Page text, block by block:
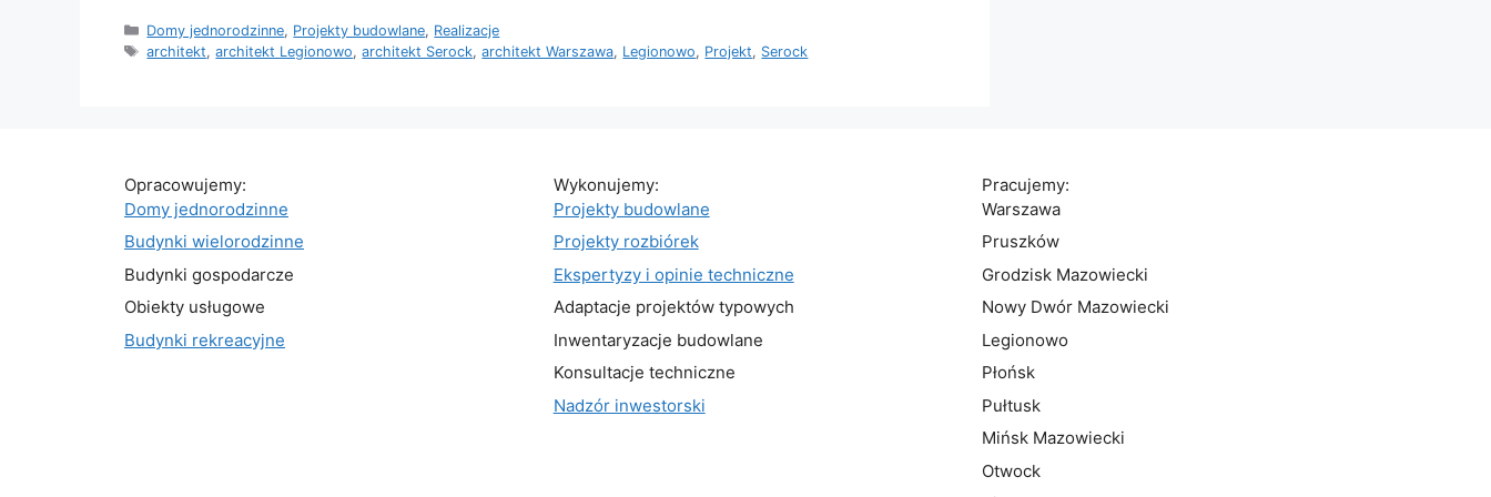
Kategorie
Domy jednorodzinne, Projekty budowlane, Realizacje
Tagi
architekt,architekt Legionowo,architekt Serock,architekt Warszawa, Legionowo, Projekt, Serock
Opracowujemy:
Domy jednorodzinne
Budynki wielorodzinne
Budynki gospodarcze
Obiekty usługowe
Budynki rekreacyjne
Wykonujemy:
Projekty budowlane
Projekty rozbiórek
Ekspertyzy i opinie techniczne
Adaptacje projektów typowych
Inwentaryzacje budowlane
Konsultacje techniczne
Nadzór inwestorski
Pracujemy:
Warszawa
Pruszków
Grodzisk Mazowiecki
Nowy Dwór Mazowiecki
Legionowo
Płońsk
Pułtusk
Mińsk Mazowiecki
Otwock